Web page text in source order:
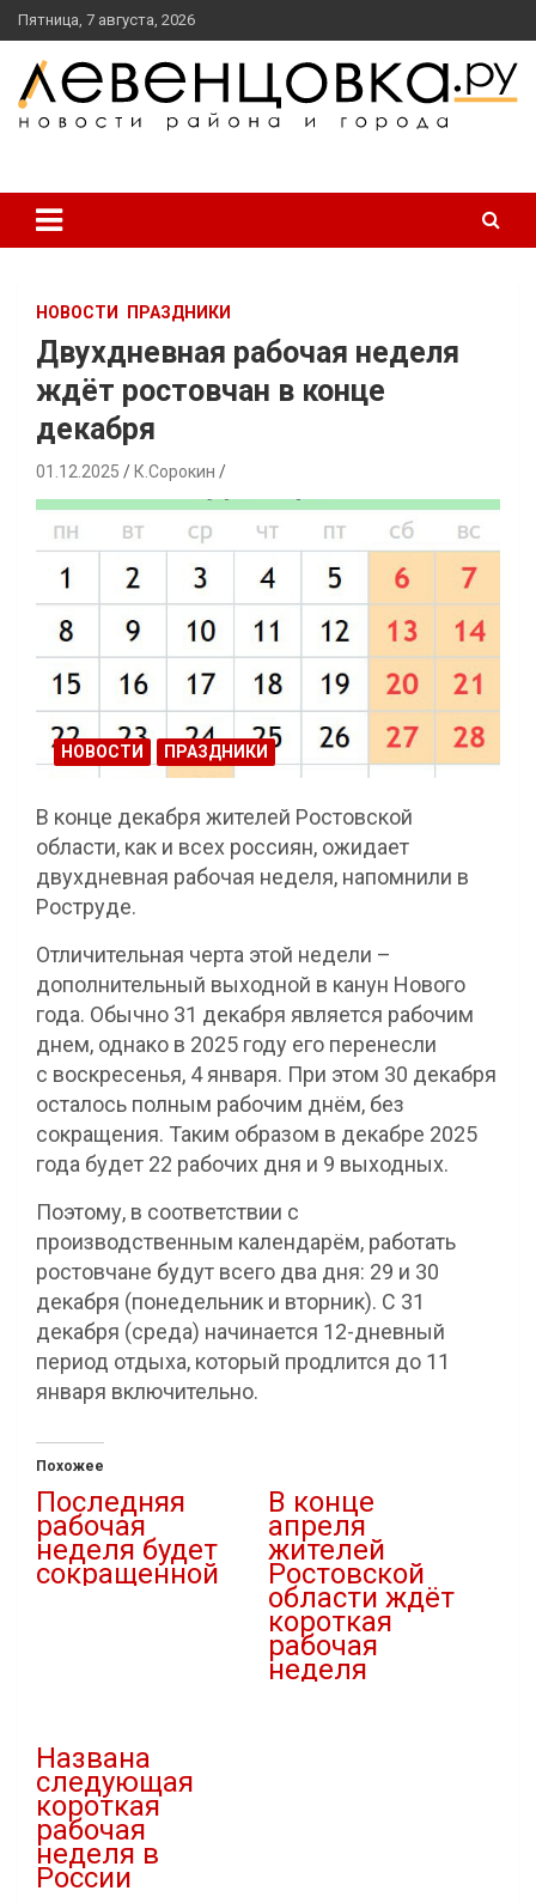
перейти
к
содержанию
Пятница, 7 августа, 2026
НОВОСТИ ПРАЗДНИКИ
Двухдневная рабочая неделя
ждёт ростовчан в конце
декабря
01.12.2025 К.Сорокин
НОВОСТИ ПРАЗДНИКИ
В конце декабря жителей Ростовской
области, как и всех россиян, ожидает
двухдневная рабочая неделя, напомнили в
Роструде.
Отличительная черта этой недели –
дополнительный выходной в канун Нового
года. Обычно 31 декабря является рабочим
днем, однако в 2025 году его перенесли
с воскресенья, 4 января. При этом 30 декабря
осталось полным рабочим днём, без
сокращения. Таким образом в декабре 2025
года будет 22 рабочих дня и 9 выходных.
Поэтому, в соответствии с
производственным календарём, работать
ростовчане будут всего два дня: 29 и 30
декабря (понедельник и вторник). С 31
декабря (среда) начинается 12-дневный
период отдыха, который продлится до 11
января включительно.
Похожее
Последняя
рабочая
неделя будет
сокращенной
В конце
апреля
жителей
Ростовской
области ждёт
короткая
рабочая
неделя
Названа
следующая
короткая
рабочая
неделя в
России